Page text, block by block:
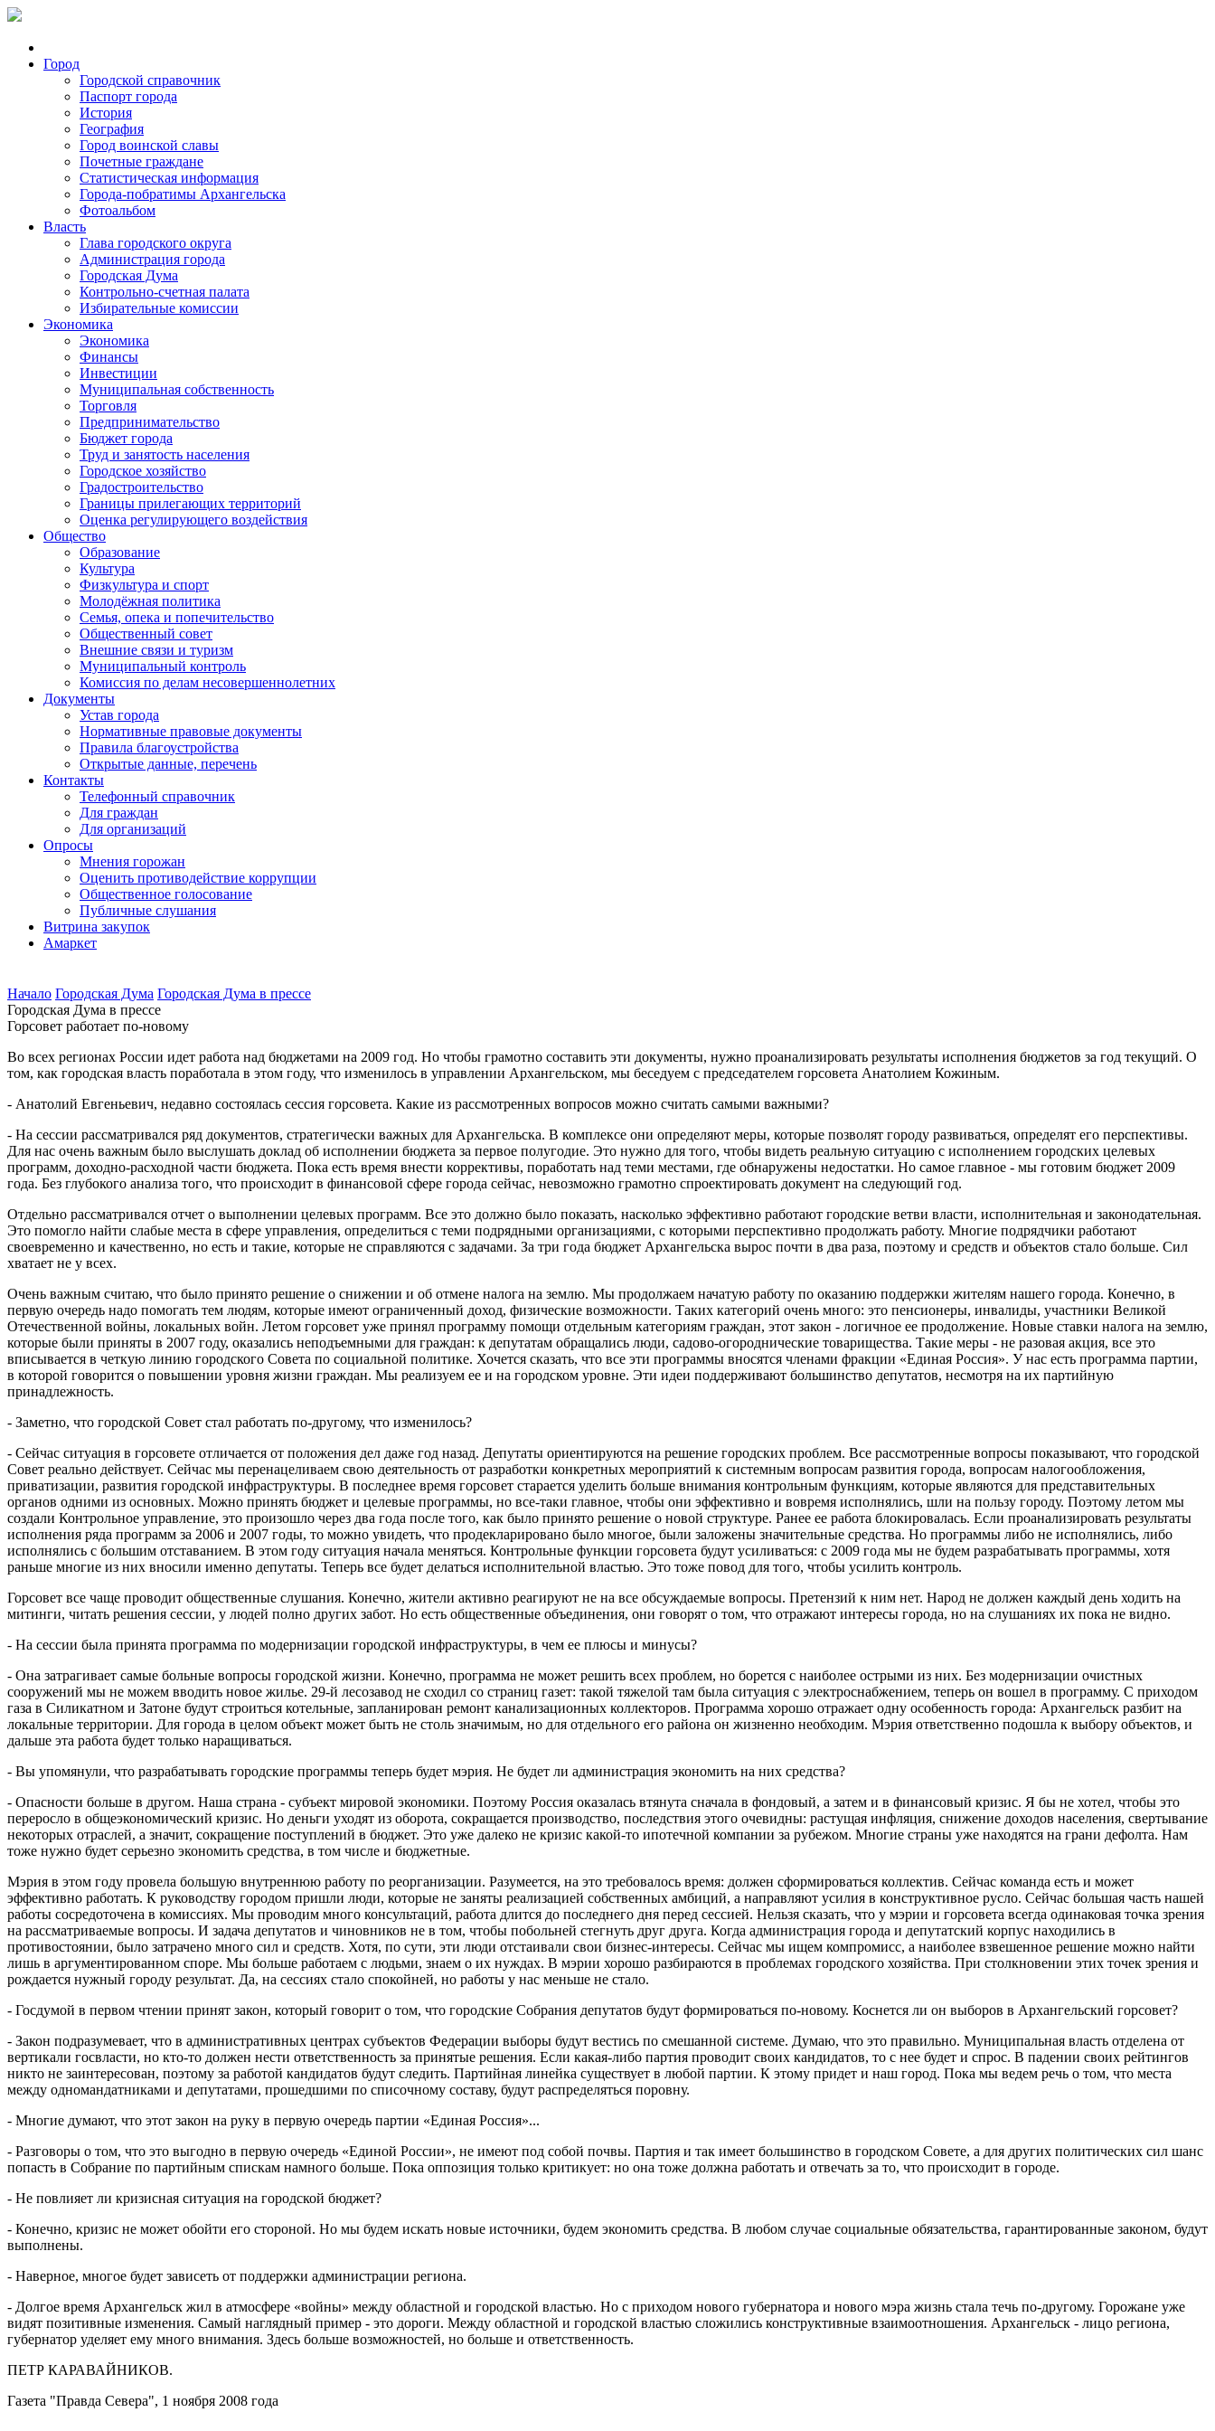
Город
Городской справочник
Паспорт города
История
География
Город воинской славы
Почетные граждане
Статистическая информация
Города-побратимы Архангельска
Фотоальбом
Власть
Глава городского округа
Администрация города
Городская Дума
Контрольно-счетная палата
Избирательные комиссии
Экономика
Экономика
Финансы
Инвестиции
Муниципальная собственность
Торговля
Предпринимательство
Бюджет города
Труд и занятость населения
Городское хозяйство
Градостроительство
Границы прилегающих территорий
Оценка регулирующего воздействия
Общество
Образование
Культура
Физкультура и спорт
Молодёжная политика
Семья, опека и попечительство
Общественный совет
Внешние связи и туризм
Муниципальный контроль
Комиссия по делам несовершеннолетних
Документы
Устав города
Нормативные правовые документы
Правила благоустройства
Открытые данные, перечень
Контакты
Телефонный справочник
Для граждан
Для организаций
Опросы
Мнения горожан
Оценить противодействие коррупции
Общественное голосование
Публичные слушания
Витрина закупок
Амаркет
Начало Городская Дума Городская Дума в прессе
Городская Дума в прессе
Горсовет работает по-новому
Во всех регионах России идет работа над бюджетами на 2009 год. Но чтобы грамотно составить эти документы, нужно проанализировать результаты исполнения бюджетов за год текущий. О
том, как городская власть поработала в этом году, что изменилось в управлении Архангельском, мы беседуем с председателем горсовета Анатолием Кожиным.
- Анатолий Евгеньевич, недавно состоялась сессия горсовета. Какие из рассмотренных вопросов можно считать самыми важными?
- На сессии рассматривался ряд документов, стратегически важных для Архангельска. В комплексе они определяют меры, которые позволят городу развиваться, определят его перспективы.
Для нас очень важным было выслушать доклад об исполнении бюджета за первое полугодие. Это нужно для того, чтобы видеть реальную ситуацию с исполнением городских целевых
программ, доходно-расходной части бюджета. Пока есть время внести коррективы, поработать над теми местами, где обнаружены недостатки. Но самое главное - мы готовим бюджет 2009
года. Без глубокого анализа того, что происходит в финансовой сфере города сейчас, невозможно грамотно спроектировать документ на следующий год.
Отдельно рассматривался отчет о выполнении целевых программ. Все это должно было показать, насколько эффективно работают городские ветви власти, исполнительная и законодательная.
Это помогло найти слабые места в сфере управления, определиться с теми подрядными организациями, с которыми перспективно продолжать работу. Многие подрядчики работают
своевременно и качественно, но есть и такие, которые не справляются с задачами. За три года бюджет Архангельска вырос почти в два раза, поэтому и средств и объектов стало больше. Сил
хватает не у всех.
Очень важным считаю, что было принято решение о снижении и об отмене налога на землю. Мы продолжаем начатую работу по оказанию поддержки жителям нашего города. Конечно, в
первую очередь надо помогать тем людям, которые имеют ограниченный доход, физические возможности. Таких категорий очень много: это пенсионеры, инвалиды, участники Великой
Отечественной войны, локальных войн. Летом горсовет уже принял программу помощи отдельным категориям граждан, этот закон - логичное ее продолжение. Новые ставки налога на землю,
которые были приняты в 2007 году, оказались неподъемными для граждан: к депутатам обращались люди, садово-огороднические товарищества. Такие меры - не разовая акция, все это
вписывается в четкую линию городского Совета по социальной политике. Хочется сказать, что все эти программы вносятся членами фракции «Единая Россия». У нас есть программа партии,
в которой говорится о повышении уровня жизни граждан. Мы реализуем ее и на городском уровне. Эти идеи поддерживают большинство депутатов, несмотря на их партийную
принадлежность.
- Заметно, что городской Совет стал работать по-другому, что изменилось?
- Сейчас ситуация в горсовете отличается от положения дел даже год назад. Депутаты ориентируются на решение городских проблем. Все рассмотренные вопросы показывают, что городской
Совет реально действует. Сейчас мы перенацеливаем свою деятельность от разработки конкретных мероприятий к системным вопросам развития города, вопросам налогообложения,
приватизации, развития городской инфраструктуры. В последнее время горсовет старается уделить больше внимания контрольным функциям, которые являются для представительных
органов одними из основных. Можно принять бюджет и целевые программы, но все-таки главное, чтобы они эффективно и вовремя исполнялись, шли на пользу городу. Поэтому летом мы
создали Контрольное управление, это произошло через два года после того, как было принято решение о новой структуре. Ранее ее работа блокировалась. Если проанализировать результаты
исполнения ряда программ за 2006 и 2007 годы, то можно увидеть, что продекларировано было многое, были заложены значительные средства. Но программы либо не исполнялись, либо
исполнялись с большим отставанием. В этом году ситуация начала меняться. Контрольные функции горсовета будут усиливаться: с 2009 года мы не будем разрабатывать программы, хотя
раньше многие из них вносили именно депутаты. Теперь все будет делаться исполнительной властью. Это тоже повод для того, чтобы усилить контроль.
Горсовет все чаще проводит общественные слушания. Конечно, жители активно реагируют не на все обсуждаемые вопросы. Претензий к ним нет. Народ не должен каждый день ходить на
митинги, читать решения сессии, у людей полно других забот. Но есть общественные объединения, они говорят о том, что отражают интересы города, но на слушаниях их пока не видно.
- На сессии была принята программа по модернизации городской инфраструктуры, в чем ее плюсы и минусы?
- Она затрагивает самые больные вопросы городской жизни. Конечно, программа не может решить всех проблем, но борется с наиболее острыми из них. Без модернизации очистных
сооружений мы не можем вводить новое жилье. 29-й лесозавод не сходил со страниц газет: такой тяжелой там была ситуация с электроснабжением, теперь он вошел в программу. С приходом
газа в Силикатном и Затоне будут строиться котельные, запланирован ремонт канализационных коллекторов. Программа хорошо отражает одну особенность города: Архангельск разбит на
локальные территории. Для города в целом объект может быть не столь значимым, но для отдельного его района он жизненно необходим. Мэрия ответственно подошла к выбору объектов, и
дальше эта работа будет только наращиваться.
- Вы упомянули, что разрабатывать городские программы теперь будет мэрия. Не будет ли администрация экономить на них средства?
- Опасности больше в другом. Наша страна - субъект мировой экономики. Поэтому Россия оказалась втянута сначала в фондовый, а затем и в финансовый кризис. Я бы не хотел, чтобы это
переросло в общеэкономический кризис. Но деньги уходят из оборота, сокращается производство, последствия этого очевидны: растущая инфляция, снижение доходов населения, свертывание
некоторых отраслей, а значит, сокращение поступлений в бюджет. Это уже далеко не кризис какой-то ипотечной компании за рубежом. Многие страны уже находятся на грани дефолта. Нам
тоже нужно будет серьезно экономить средства, в том числе и бюджетные.
Мэрия в этом году провела большую внутреннюю работу по реорганизации. Разумеется, на это требовалось время: должен сформироваться коллектив. Сейчас команда есть и может
эффективно работать. К руководству городом пришли люди, которые не заняты реализацией собственных амбиций, а направляют усилия в конструктивное русло. Сейчас большая часть нашей
работы сосредоточена в комиссиях. Мы проводим много консультаций, работа длится до последнего дня перед сессией. Нельзя сказать, что у мэрии и горсовета всегда одинаковая точка зрения
на рассматриваемые вопросы. И задача депутатов и чиновников не в том, чтобы побольней стегнуть друг друга. Когда администрация города и депутатский корпус находились в
противостоянии, было затрачено много сил и средств. Хотя, по сути, эти люди отстаивали свои бизнес-интересы. Сейчас мы ищем компромисс, а наиболее взвешенное решение можно найти
лишь в аргументированном споре. Мы больше работаем с людьми, знаем о их нуждах. В мэрии хорошо разбираются в проблемах городского хозяйства. При столкновении этих точек зрения и
рождается нужный городу результат. Да, на сессиях стало спокойней, но работы у нас меньше не стало.
- Госдумой в первом чтении принят закон, который говорит о том, что городские Собрания депутатов будут формироваться по-новому. Коснется ли он выборов в Архангельский горсовет?
- Закон подразумевает, что в административных центрах субъектов Федерации выборы будут вестись по смешанной системе. Думаю, что это правильно. Муниципальная власть отделена от
вертикали госвласти, но кто-то должен нести ответственность за принятые решения. Если какая-либо партия проводит своих кандидатов, то с нее будет и спрос. В падении своих рейтингов
никто не заинтересован, поэтому за работой кандидатов будут следить. Партийная линейка существует в любой партии. К этому придет и наш город. Пока мы ведем речь о том, что места
между одномандатниками и депутатами, прошедшими по списочному составу, будут распределяться поровну.
- Многие думают, что этот закон на руку в первую очередь партии «Единая Россия»...
- Разговоры о том, что это выгодно в первую очередь «Единой России», не имеют под собой почвы. Партия и так имеет большинство в городском Совете, а для других политических сил шанс
попасть в Собрание по партийным спискам намного больше. Пока оппозиция только критикует: но она тоже должна работать и отвечать за то, что происходит в городе.
- Не повлияет ли кризисная ситуация на городской бюджет?
- Конечно, кризис не может обойти его стороной. Но мы будем искать новые источники, будем экономить средства. В любом случае социальные обязательства, гарантированные законом, будут
выполнены.
- Наверное, многое будет зависеть от поддержки администрации региона.
- Долгое время Архангельск жил в атмосфере «войны» между областной и городской властью. Но с приходом нового губернатора и нового мэра жизнь стала течь по-другому. Горожане уже
видят позитивные изменения. Самый наглядный пример - это дороги. Между областной и городской властью сложились конструктивные взаимоотношения. Архангельск - лицо региона,
губернатор уделяет ему много внимания. Здесь больше возможностей, но больше и ответственность.
ПЕТР КАРАВАЙНИКОВ.
Газета "Правда Севера", 1 ноября 2008 года